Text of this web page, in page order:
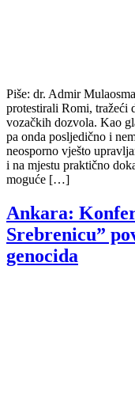
Piše: dr. Admir
protestirali Romi, tražeći
vozačkih dozvola. Kao
pa onda posljedično i
neosporno vješto
i na mjestu praktično
moguće […]
Ankara:
Srebrenicu”
genocida